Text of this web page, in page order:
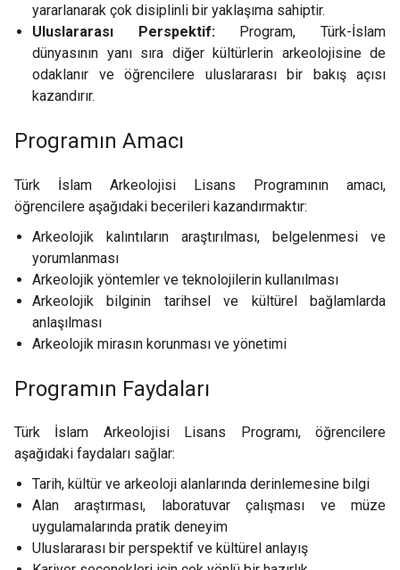
yararlanarak çok disiplinli bir yaklaşıma sahiptir.
Uluslararası Perspektif:Program, Türk-İslam
dünyasının yanı sıra diğer kültürlerin arkeolojisine de
odaklanır ve öğrencilere uluslararası bir bakış açısı
kazandırır.
Programın Amacı
Türk İslam Arkeolojisi Lisans Programının amacı,
öğrencilere aşağıdaki becerileri kazandırmaktır:
Arkeolojik kalıntıların araştırılması, belgelenmesi ve
yorumlanması
Arkeolojik yöntemler ve teknolojilerin kullanılması
Arkeolojik bilginin tarihsel ve kültürel bağlamlarda
anlaşılması
Arkeolojik mirasın korunması ve yönetimi
Programın Faydaları
Türk İslam Arkeolojisi Lisans Programı, öğrencilere
aşağıdaki faydaları sağlar:
Tarih, kültür ve arkeoloji alanlarında derinlemesine bilgi
Alan araştırması, laboratuvar çalışması ve müze
uygulamalarında pratik deneyim
Uluslararası bir perspektif ve kültürel anlayış